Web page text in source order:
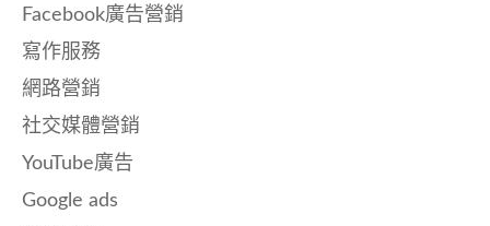
Facebook廣告營銷
寫作服務
網路營銷
社交媒體營銷
YouTube廣告
Google ads